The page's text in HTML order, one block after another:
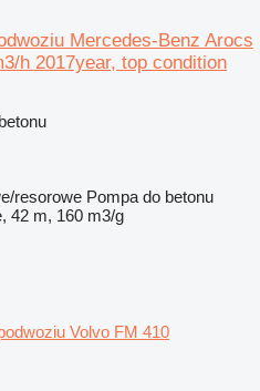
Mercedes-Benz Arocs
h 2017year, top condition
resorowe Pompa do betonu
42 m, 160 m3/g